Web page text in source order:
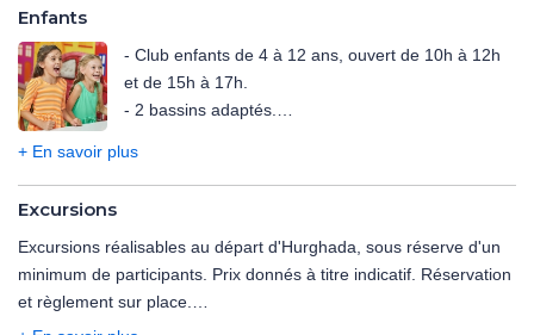
vigueur au sein de l'hôtel au moment de votre séjour,
- il est interdit de servir les boissons alcoolisées aux mineurs de
moins de 18 ans,
- pantalon long pour les hommes et tenue décente pour les
- Les horaires et le détail de la formule tout inclus des restaurants
au sein de l'hôtel au moment de votre séjour.
- Tennis.
- Mini-golf.
Enfants
- Club enfants de 4 à 12 ans, ouvert de 10h à 12h
et de 15h à 17h.
- 2 bassins adaptés.
+ En savoir plus
Excursions
Excursions réalisables au départ d'Hurghada, sous réserve d'un
minimum de participants. Prix donnés à titre indicatif. Réservation
et règlement sur place.
Supplément de 6€ à payer sur place pour toutes les sorties en